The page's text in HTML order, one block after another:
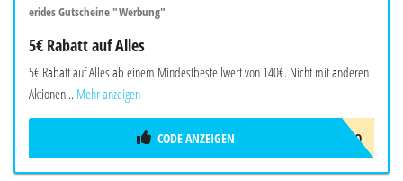
erides Gutscheine "Werbung"
5€ Rabatt auf Alles
5€ Rabatt auf Alles ab einem Mindestbestellwert von 140€. Nicht mit anderen
Aktionen... Mehr anzeigen
ERIDES-5EURO
CODE ANZEIGEN